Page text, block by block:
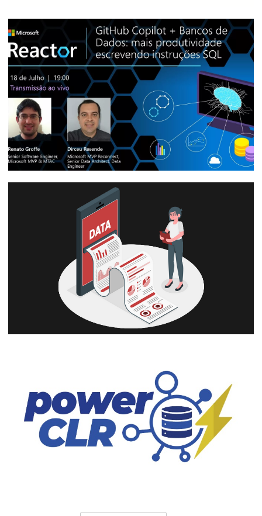
SQL Server e Azure SQL - Desafio para
agrupar dados utilizando hierarquias
11 de agosto de 2023 4 min de leitura
[Live] - Microsoft Reactor - GitHub
Copilot + Bancos de Dados: mais
produtividade escrevendo instruções SQL
26 de julho de 2023 1 min de leitura
jobs do SQL Agent está sumindo?
7 min de leitura